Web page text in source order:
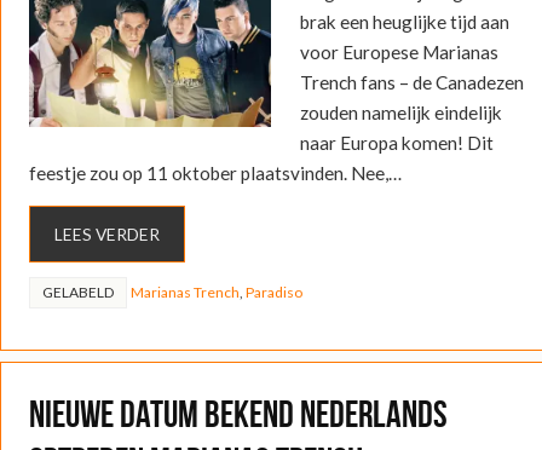
brak een heuglijke tijd aan
voor Europese Marianas
Trench fans – de Canadezen
zouden namelijk eindelijk
naar Europa komen! Dit
feestje zou op 11 oktober plaatsvinden. Nee,…
LEES VERDER
GELABELD Marianas Trench Paradiso
Nieuwe datum bekend Nederlands